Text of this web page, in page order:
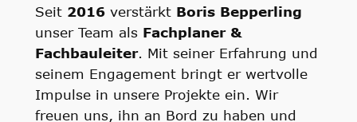
Seit 2016verstärkt Boris Bepperling
unser Team als Fachplaner &
Fachbauleiter. Mit seiner Erfahrung und
seinem Engagement bringt er wertvolle
Impulse in unsere Projekte ein. Wir
freuen uns, ihn an Bord zu haben und